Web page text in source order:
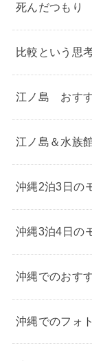
死んだつもり
比較という思
江ノ島 おす
江ノ島＆水族
沖縄2泊3日の
沖縄3泊4日の
沖縄でのおす
沖縄でのフォ